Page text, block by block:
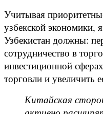
Учитывая
узбекской экономики,
Узбекистан должны:
сотрудничество в
инвестиционной
торговли и увеличить
Китайская